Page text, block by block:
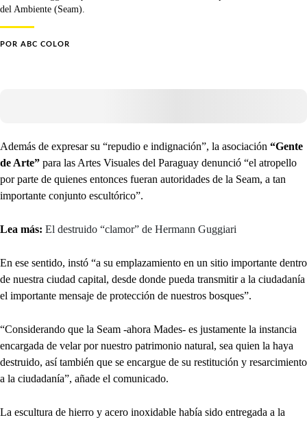
del Ambiente (Seam).
POR ABC COLOR
Además de expresar su “repudio e indignación”, la asociación “Gente
de Arte” para las Artes Visuales del Paraguay denunció “el atropello
por parte de quienes entonces fueran autoridades de la Seam, a tan
importante conjunto escultórico”.
Lea más: El destruido “clamor” de Hermann Guggiari
En ese sentido, instó “a su emplazamiento en un sitio importante dentro
de nuestra ciudad capital, desde donde pueda transmitir a la ciudadanía
el importante mensaje de protección de nuestros bosques”.
“Considerando que la Seam -ahora Mades- es justamente la instancia
encargada de velar por nuestro patrimonio natural, sea quien la haya
destruido, así también que se encargue de su restitución y resarcimiento
a la ciudadanía”, añade el comunicado.
La escultura de hierro y acero inoxidable había sido entregada a la